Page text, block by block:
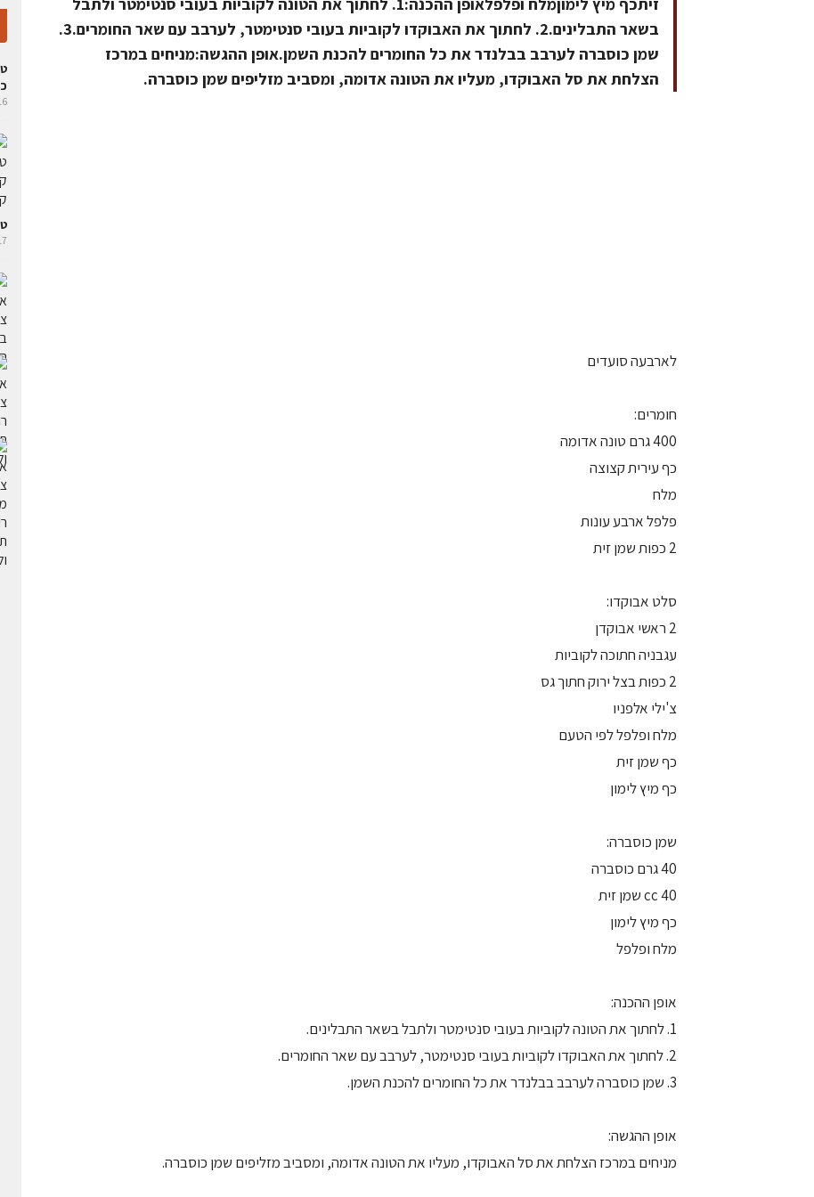
בשאר התבלינים.2. לחתוך את האבוקדו לקוביות בעובי סנטימטר, לערבב עם שאר החומרים.3.
שמן כוסברה לערבב בבלנדר את כל החומרים להכנת השמן.אופן ההגשה:מניחים במרכז
הצלחת את סל האבוקדו, מעליו את הטונה אדומה, ומסביב מזליפים שמן כוסברה.
לארבעה סועדים
חומרים:
400 גרם טונה אדומה
כף עירית קצוצה
מלח
פלפל ארבע עונות
2 כפות שמן זית
סלט אבוקדו:
2 ראשי אבוקדן
עגבניה חתוכה לקוביות
2 כפות בצל ירוק חתוך גס
צ'ילי אלפניו
מלח ופלפל לפי הטעם
כף שמן זית
כף מיץ לימון
שמן כוסברה:
40 גרם כוסברה
40 cc שמן זית
כף מיץ לימון
מלח ופלפל
אופן ההכנה:
1. לחתוך את הטונה לקוביות בעובי סנטימטר ולתבל בשאר התבלינים.
2. לחתוך את האבוקדו לקוביות בעובי סנטימטר, לערבב עם שאר החומרים.
3. שמן כוסברה לערבב בבלנדר את כל החומרים להכנת השמן.
אופן ההגשה:
מניחים במרכז הצלחת את סל האבוקדו, מעליו את הטונה אדומה, ומסביב מזליפים שמן כוסברה.
16
17